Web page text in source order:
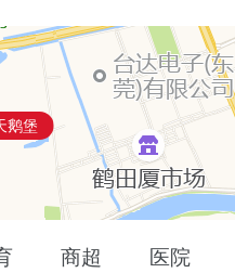
鹅堡
商超 医院